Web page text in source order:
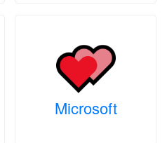
Microsoft